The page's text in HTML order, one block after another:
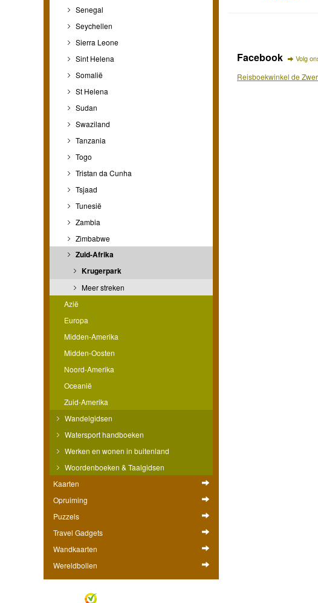
Senegal
Seychellen
Sierra Leone
Sint Helena
Somalië
St Helena
Sudan
Swaziland
Tanzania
Togo
Tristan da Cunha
Tsjaad
Tunesië
Zambia
Zimbabwe
Zuid-Afrika
Krugerpark
Meer streken
Azië
Europa
Midden-Amerika
Midden-Oosten
Noord-Amerika
Oceanië
Zuid-Amerika
Wandelgidsen
Watersport handboeken
Werken en wonen in buitenland
Woordenboeken & Taalgidsen
Kaarten
Opruiming
Puzzels
Travel Gadgets
Wandkaarten
Wereldbollen
Facebook Volg
Reisboekwinkel de